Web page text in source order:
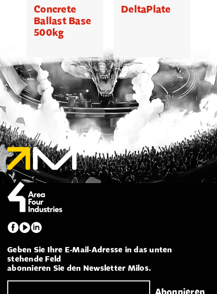
Concrete
Ballast Base
500kg
DeltaPlate
Geben Sie Ihre E-Mail-Adresse in das unten
stehende Feld
abonnieren Sie den Newsletter Milos.